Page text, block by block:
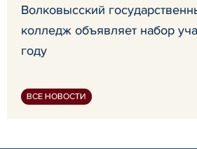
Волковысский
колледж объявляет набор
году
ВСЕ НОВОСТИ